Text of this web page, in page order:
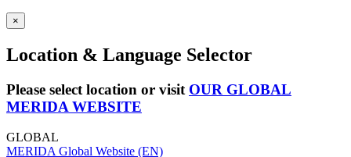
×
Location & Language Selector
Please select location or visit OUR GLOBAL
MERIDA WEBSITE
GLOBAL
MERIDA Global Website (EN)